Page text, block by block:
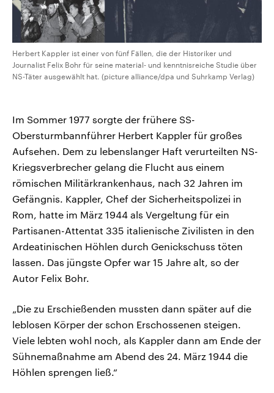
Herbert Kappler ist einer von fünf Fällen, die der Historiker und
Journalist Felix Bohr für seine material- und kenntnisreiche Studie über
NS-Täter ausgewählt hat. (picture alliance/dpa und Suhrkamp Verlag)
Im Sommer 1977 sorgte der frühere SS-
Obersturmbannführer Herbert Kappler für großes
Aufsehen. Dem zu lebenslanger Haft verurteilten NS-
Kriegsverbrecher gelang die Flucht aus einem
römischen Militärkrankenhaus, nach 32 Jahren im
Gefängnis. Kappler, Chef der Sicherheitspolizei in
Rom, hatte im März 1944 als Vergeltung für ein
Partisanen-Attentat 335 italienische Zivilisten in den
Ardeatinischen Höhlen durch Genickschuss töten
lassen. Das jüngste Opfer war 15 Jahre alt, so der
Autor Felix Bohr.
„Die zu Erschießenden mussten dann später auf die
leblosen Körper der schon Erschossenen steigen.
Viele lebten wohl noch, als Kappler dann am Ende der
Sühnemaßnahme am Abend des 24. März 1944 die
Höhlen sprengen ließ.“